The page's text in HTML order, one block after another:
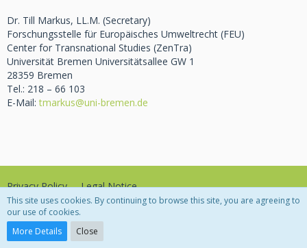
Dr. Till Markus, LL.M. (Secretary)
Forschungsstelle für Europäisches Umweltrecht (FEU)
Center for Transnational Studies (ZenTra)
Universität Bremen Universitätsallee GW 1
28359 Bremen
Tel.: 218 – 66 103
E-Mail:tmarkus@uni-bremen.de
Privacy Policy Legal Notice
Powered by
This site uses cookies. By continuing to browse this site, you are agreeing to
our use of cookies.
More Details
Close